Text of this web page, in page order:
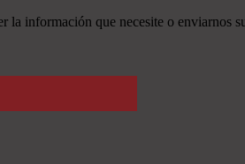
información que necesite o enviarnos